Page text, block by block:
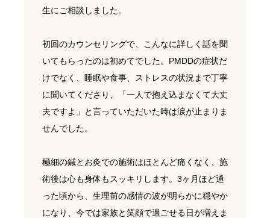
生にご相談しました。
初回のカウンセリングで、こんなに詳しく話を聞
いてもらったのは初めてでした。PMDDの症状だ
けでなく、睡眠や食事、ストレスの状況まで丁寧
に聞いてくださり、「一人で抱え込まなくて大丈
夫ですよ」と言っていただいた時は涙が止まりま
せんでした。
極細の鍼とお灸での施術はほとんど痛くなく、施
術後は心も身体もスッキリします。3ヶ月ほど通
った頃から、生理前の感情の波が明らかに穏やか
になり、今では家族と笑顔で過ごせる日が増えま